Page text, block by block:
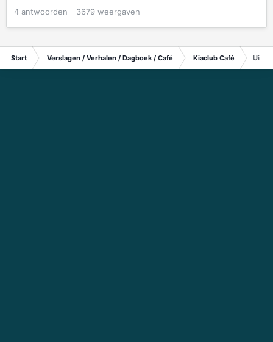
4 antwoorden 3679 weergaven
Start Verslagen / Verhalen / Dagboek / Café Kiaclub Café